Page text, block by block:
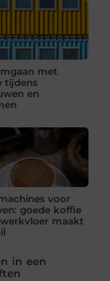
met
tijdens
en
voor
goede koffie
maakt
in een